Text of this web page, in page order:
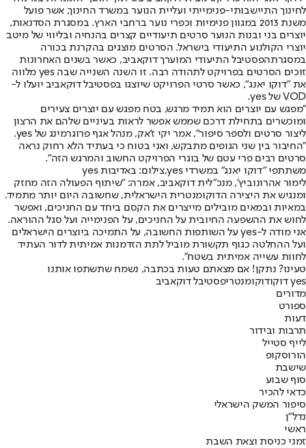
לחינוך התיישבותי-פנימייתי ועליית הנוער במשרד החינוך, אשר פועל
משנת 2013 במגוון פנימיות וכפרי נוער ברחבי הארץ. במסגרת הסדנאות,
יוצרים בני ובנות הנוער סרטים תיעודיים קצרים בהנחיה ובליווי של מיטב
יוצרי הקולנוע התיעודי בישראל. הסרטים מוצגים בהקרנת בכורה
במסגרתהפסטיבל התיעודי המוערך דוקאביב, כאשר בשנים האחרונות
זוכים הסרטים בפרויקט לתהודה רבה. זו השנה השנייה שבה yes מלווה
את "דוקו יאנג", כאשר סרטי הפרויקט שיוצגו בפסטיבל דוקאביב יועלו ל-
VOD של yes.
"מפגש עם יוצרים הוא תמיד מרגש, בטח מפגש עם יוצרים צעירים
ומוכשרים בתחילת דרכם שממש אפשר לראות בעיניים שלהם את הרצון
ליצור סרטים ולספר סיפור", אמר יקי ז'אק, מנהל אגף פרוגרמינג של yes.
"החיבור בין שני הגופים מתבקש, ואני בטוח כי בעתיד הלא רחוק נראה
סרטים רבים פרי עטם של בוגרי הפרויקט החשוב והמרגש הזה".
משתתפי "דוקו יאנג" במשרדי yes,צילום: באדיבות yes
לימור אהרונוביץ', מנכ"לית דוקאביב, אמרה: "שיתוף הפעולה הזה מחזק
ומנגיש את היצירה הדוקומנטרית הישראלית, שחשובה היום יותר מתמיד.
במאיות ובמאים מובילים מייצרים את הקסם ביחד עם החניכים, ואפשר
לחוש את ההשפעה החיובית על החניכים, על הפנימייה ועל סגל ההוראה.
אני מודה ל-yes על השותפות החשובה, על התמיכה ביוצרים הישראלים
ועל ההחלטה כגוף תקשורת מוביל לתת הזדמנות אמיתית לדור העתיד
לחוות עשייה אמיתית בשטח".
טעינו? נתקן! אם מצאתם טעות בכתבה, נשמח שתשתפו אותנו
yes דוקו
דוקומנטריפסטיבל דוקאביב
מדורים
ספורט
דעות
תרבות ובידור
לייף סטייל
הורוסקופ
שישבת
סוף שבוע
כדאי להכיר
סיפור המשק הישראלי
נדל"ן
ראשי
זמני כניסת וצאת השבת